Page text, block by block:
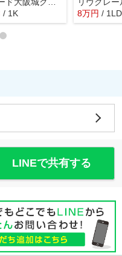
エスリード大阪城クローグ
/ 1K
リヴクレ
8万円 /
LINEで共有する